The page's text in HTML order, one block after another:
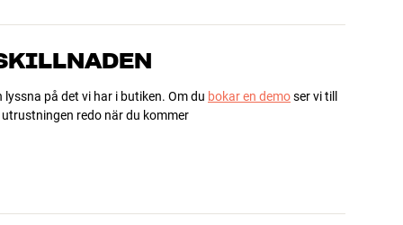
på det vi har i butiken. Om du bokar en demoser vi till
redo när du kommer